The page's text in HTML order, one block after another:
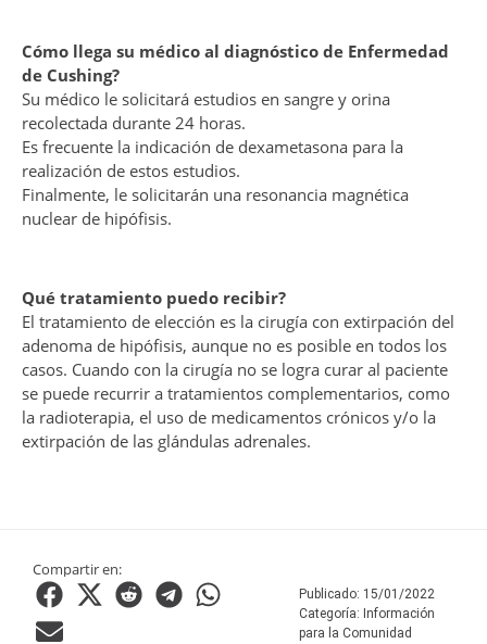
Cómo llega su médico al diagnóstico de Enfermedad
de Cushing?
Su médico le solicitará estudios en sangre y orina
recolectada durante 24 horas.
Es frecuente la indicación de dexametasona para la
realización de estos estudios.
Finalmente, le solicitarán una resonancia magnética
nuclear de hipófisis.
Qué tratamiento puedo recibir?
El tratamiento de elección es la cirugía con extirpación del
adenoma de hipófisis, aunque no es posible en todos los
casos. Cuando con la cirugía no se logra curar al paciente
se puede recurrir a tratamientos complementarios, como
la radioterapia, el uso de medicamentos crónicos y/o la
extirpación de las glándulas adrenales.
Compartir en:
Publicado: 15/01/2022
Categoría: Información
para la Comunidad